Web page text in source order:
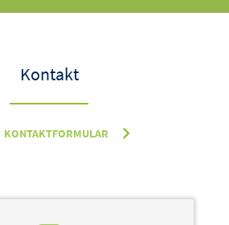
Kontakt
KONTAKTFORMULAR